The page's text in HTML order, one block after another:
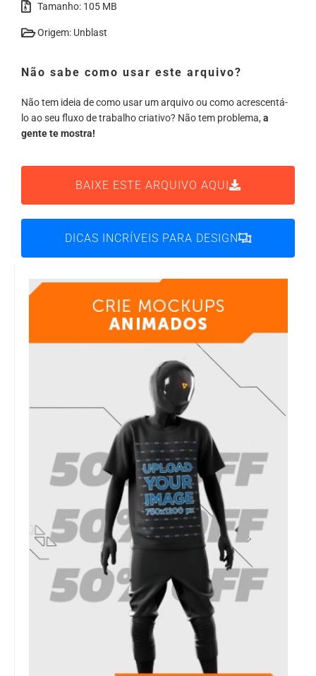
Tamanho: 105 MB
Origem: Unblast
Não sabe como usar este arquivo?
Não tem ideia de como usar um arquivo ou como acrescentá-
lo ao seu fluxo de trabalho criativo? Não tem problema, a
gente te mostra!
BAIXE ESTE ARQUIVO AQUI
DICAS INCRÍVEIS PARA DESIGN